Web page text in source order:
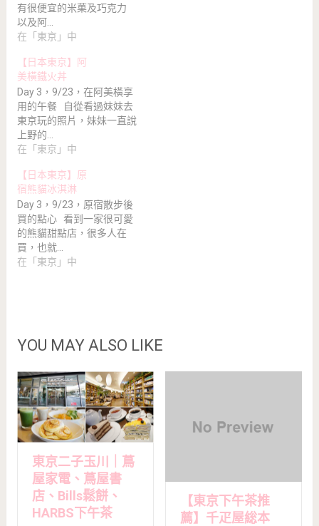
有很便宜的米菓及巧克力
以及阿…
在「東京」中
【日本東京】阿
美橫鐵火丼
Day 3，9/23，在阿美橫享
用的午餐 自從看過妹妹去
東京玩的照片，妹妹一直說
上野的…
在「東京」中
【日本東京】原
宿熊貓冰淇淋
Day 3，9/23，原宿散步後
買的點心 看到一家很可愛
的熊貓甜點店，很多人在
買，也就…
在「東京」中
YOU MAY ALSO LIKE
東京二子玉川｜蔦
屋家電、蔦屋書
店、Bills鬆餅、
HARBS下午茶
【東京下午茶推
薦】千疋屋総本